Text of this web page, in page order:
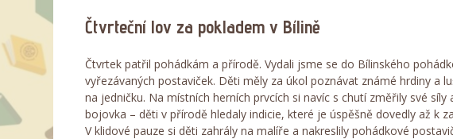
Čtvrteční lov za pokladem v Bílině
Čtvrtek patřil pohádkám a přírodě. Vydali jsme se do Bílinského
vyřezávaných postaviček. Děti měly za úkol poznávat známé hrdiny a
na jedničku. Na místních herních prvcích si navíc s chutí změřily své
bojovka – děti v přírodě hledaly indicie, které je úspěšně dovedly až k
V klidové pauze si děti zahrály na malíře a nakreslily pohádkové